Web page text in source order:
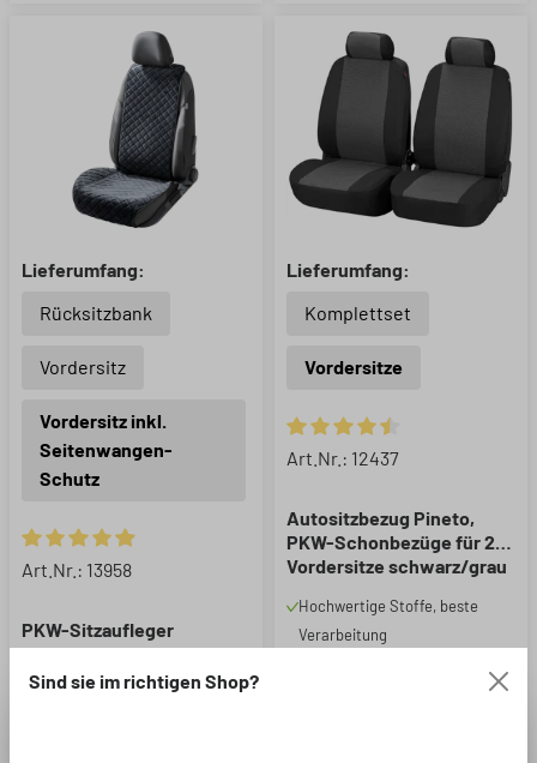
Lieferumfang:
Rücksitzbank
Vordersitz
Vordersitz inkl.
Seitenwangen-
Schutz
Durchschnittliche Bewertung von 4.89 von 5 Sternen
Art.Nr.: 13958
PKW-Sitzaufleger
Comfortline Luxor inkl.
Anti-Rutsch-
Lieferumfang:
Komplettset
Vordersitze
Durchschnittliche Bewertung
Art.Nr.: 12437
Autositzbezug Pineto,
PKW-Schonbezüge für 2
Vordersitze schwarz/grau
Hochwertige Stoffe, beste
Verarbeitung
kompatibel mit Seitenairbag
Sind sie im richtigen Shop?